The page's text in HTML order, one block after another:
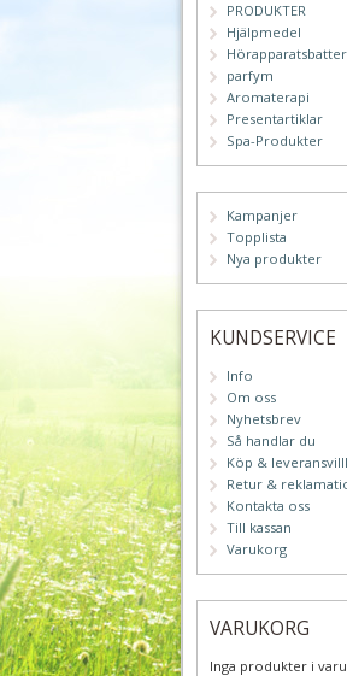
PRODUKTER
Hjälpmedel
parfym
Aromaterapi
Presentartiklar
Spa-Produkter
Kampanjer
Topplista
Nya produkter
KUNDSERVICE
Info
Om oss
Nyhetsbrev
Så handlar du
Köp &
Retur &
Kontakta oss
Till kassan
Varukorg
VARUKORG
Inga produkter i